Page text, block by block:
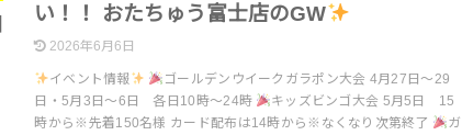
い！！ おたちゅう富士店のGW
2026年6月6日
イベント情報
ゴールデンウイークガラポン大会 4月27日～29
日・5月3日～6日 各日10時～24時
キッズビンゴ大会 5月5日 15
時から※先着150名様 カード配布は14時から※なくなり次第終了
ガ